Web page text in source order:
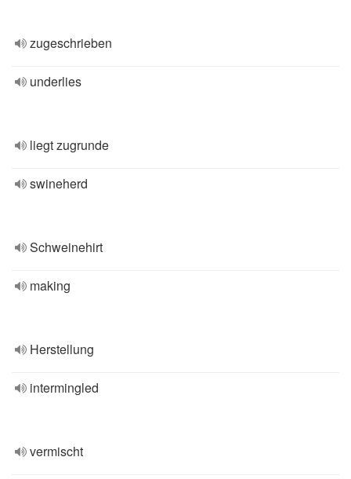
zugeschrieben
underlies
liegt zugrunde
swineherd
Schweinehirt
making
Herstellung
intermingled
vermischt